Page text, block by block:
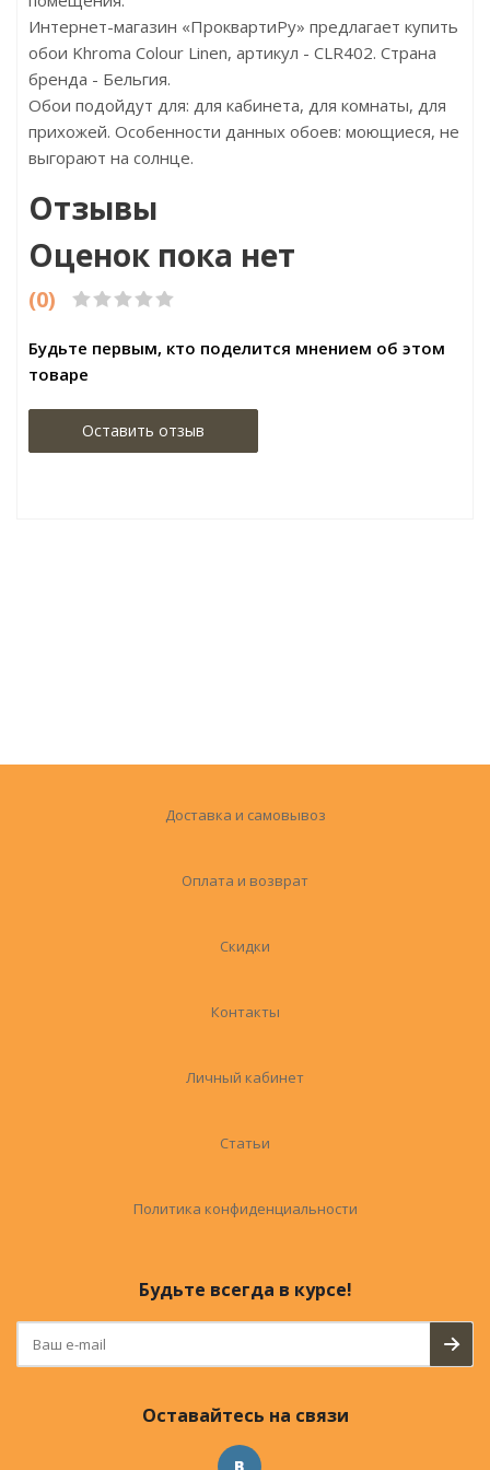
Интернет-магазин «ПроквартиРу» предлагает купить
обои Khroma Colour Linen, артикул - CLR402. Страна
бренда - Бельгия.
Обои подойдут для: для кабинета, для комнаты, для
прихожей. Особенности данных обоев: моющиеся, не
выгорают на солнце.
Отзывы
Оценок пока нет
(0)
Будьте первым, кто поделится мнением об этом
товаре
Оставить отзыв
Доставка и самовывоз
Оплата и возврат
Скидки
Контакты
Личный кабинет
Статьи
Политика конфиденциальности
Будьте всегда в курсе!
Оставайтесь на связи